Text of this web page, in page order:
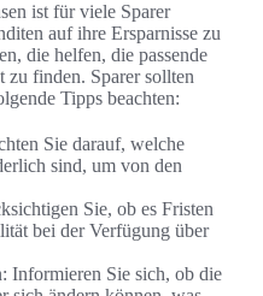
ist für viele Sparer
auf ihre Ersparnisse zu
die helfen, die passende
zu finden. Sparer sollten
Tipps beachten:
Sie darauf, welche
sind, um von den
Sie, ob es Fristen
bei der Verfügung über
Informieren Sie sich, ob die